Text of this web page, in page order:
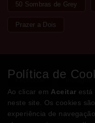
50 Sombras de Grey
Prazer a Dois
Facebook Instagram
Política de
Ao clicar em Aceitar está
neste site. Os cookies
experiência de